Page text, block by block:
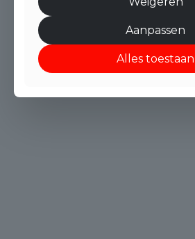
Aanpassen
Alles toestaan